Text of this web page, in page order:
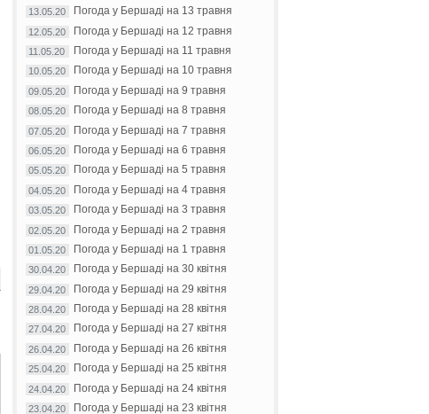
13.05.20 Погода у Бершаді на 13 травня
12.05.20 Погода у Бершаді на 12 травня
11.05.20 Погода у Бершаді на 11 травня
10.05.20 Погода у Бершаді на 10 травня
09.05.20 Погода у Бершаді на 9 травня
08.05.20 Погода у Бершаді на 8 травня
07.05.20 Погода у Бершаді на 7 травня
06.05.20 Погода у Бершаді на 6 травня
05.05.20 Погода у Бершаді на 5 травня
04.05.20 Погода у Бершаді на 4 травня
03.05.20 Погода у Бершаді на 3 травня
02.05.20 Погода у Бершаді на 2 травня
01.05.20 Погода у Бершаді на 1 травня
30.04.20 Погода у Бершаді на 30 квітня
29.04.20 Погода у Бершаді на 29 квітня
28.04.20 Погода у Бершаді на 28 квітня
27.04.20 Погода у Бершаді на 27 квітня
26.04.20 Погода у Бершаді на 26 квітня
25.04.20 Погода у Бершаді на 25 квітня
24.04.20 Погода у Бершаді на 24 квітня
23.04.20 Погода у Бершаді на 23 квітня